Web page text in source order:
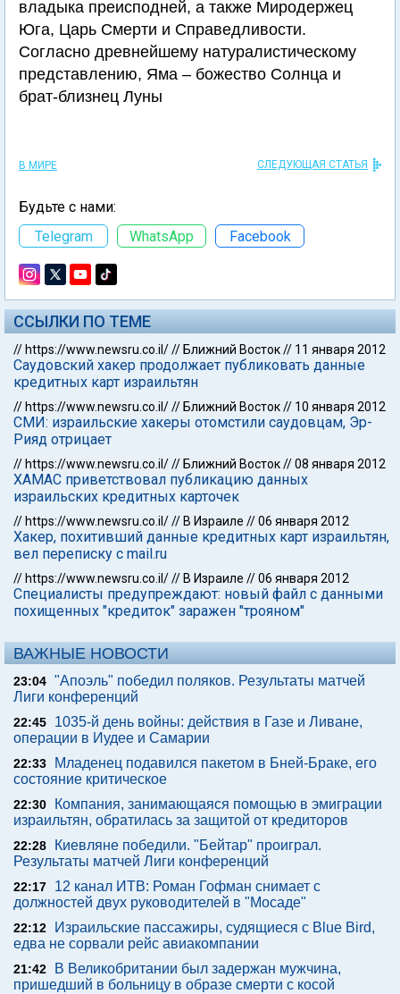
владыка преисподней, а также Миродержец
Юга, Царь Смерти и Справедливости.
Согласно древнейшему натуралистическому
представлению, Яма – божество Солнца и
брат-близнец Луны
В МИРЕ СЛЕДУЮЩАЯ СТАТЬЯ
Будьте с нами:
Telegram
WhatsApp Facebook
ССЫЛКИ ПО ТЕМЕ
// https://www.newsru.co.il/// Ближний Восток// 11 января 2012
Саудовский хакер продолжает публиковать данные
кредитных карт израильтян
// https://www.newsru.co.il/// Ближний Восток// 10 января 2012
СМИ: израильские хакеры отомстили саудовцам, Эр-
Рияд отрицает
// https://www.newsru.co.il/// Ближний Восток//08 января 2012
ХАМАС приветствовал публикацию данных
израильских кредитных карточек
// https://www.newsru.co.il/// В Израиле //06 января 2012
Хакер, похитивший данные кредитных карт израильтян,
вел переписку с mail.ru
// https://www.newsru.co.il/// В Израиле //06 января 2012
Специалисты предупреждают: новый файл с данными
похищенных "кредиток" заражен "трояном"
ВАЖНЫЕ НОВОСТИ
23:04 "Апоэль" победил поляков. Результаты матчей
Лиги конференций
22:45
1035-й день войны: действия в Газе и Ливане,
операции в Иудее и Самарии
22:33
Младенец подавился пакетом в Бней-Браке, его
состояние критическое
22:30
Компания, занимающаяся помощью в эмиграции
израильтян, обратилась за защитой от кредиторов
22:28
Киевляне победили. "Бейтар" проиграл.
Результаты матчей Лиги конференций
22:17
12 канал ИТВ: Роман Гофман снимает с
должностей двух руководителей в "Мосаде"
22:12
Израильские пассажиры, судящиеся с Blue Bird,
едва не сорвали рейс авиакомпании
21:42
В Великобритании был задержан мужчина,
пришедший в больницу в образе смерти с косой